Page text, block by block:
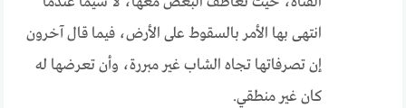
انتهى بها الأمر بالسقوط على الأرض، فيما قال آخرون
إن تصرفاتها تجاه الشاب غير مبررة، وأن تعرضها له
كان غير منطقي.